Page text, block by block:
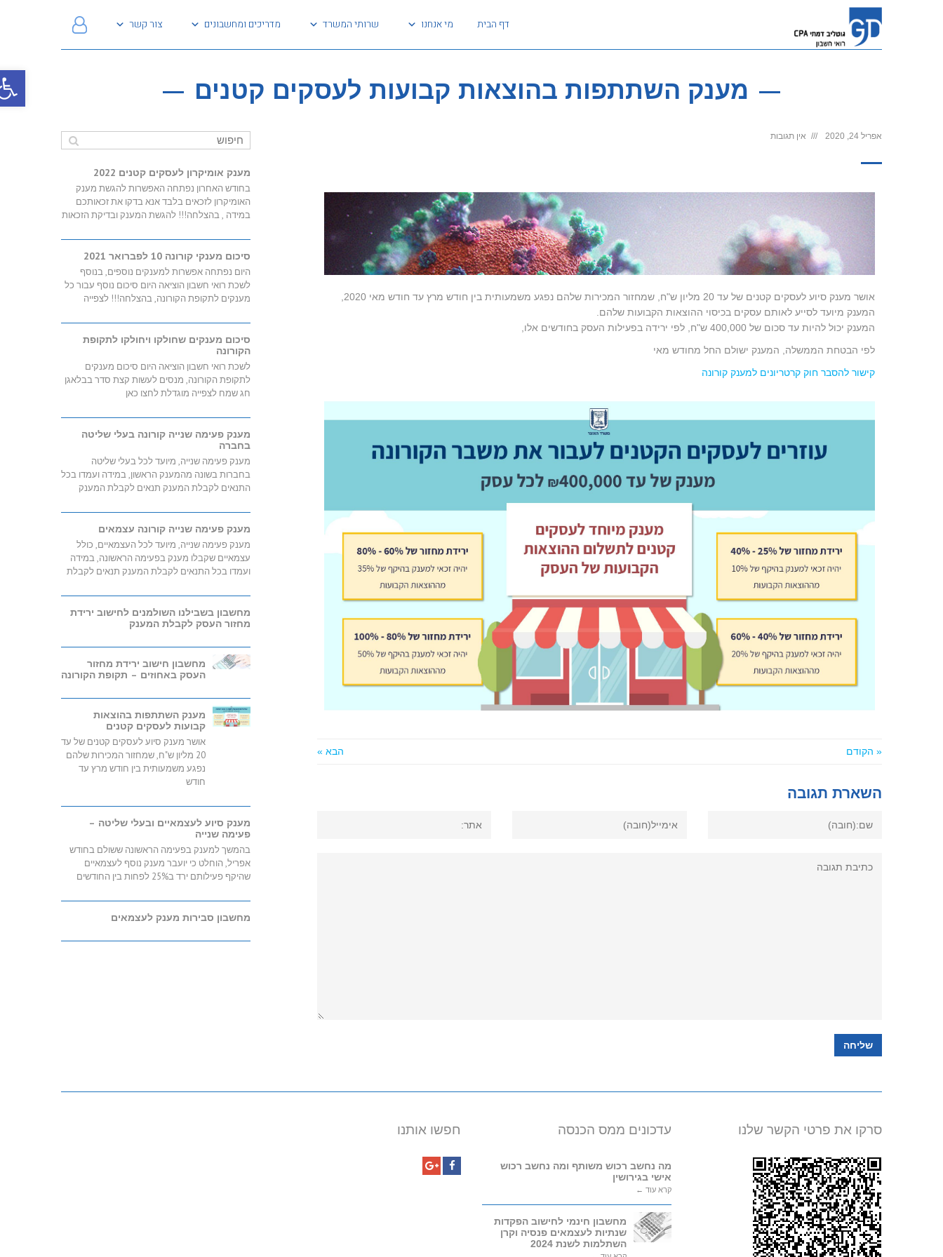
דף הבית מי אנחנו שרותי המשרד מדריכים ומחשבונים צור קשר
מענק השתתפות בהוצאות קבועות לעסקים קטנים
אפריל 24, 2020 אין תגובות
אושר מענק סיוע לעסקים קטנים של עד 20 מליון ש"ח, שמחזור המכירות שלהם נפגע משמעותית בין חודש מרץ עד חודש מאי 2020,
המענק מיועד לסייע לאותם עסקים בכיסוי ההוצאות הקבועות שלהם.
המענק יכול להיות עד סכום של 400,000 ש"ח, לפי ירידה בפעילות העסק בחודשים אלו,
לפי הבטחת הממשלה, המענק ישולם החל מחודש מאי
קישור להסבר חוק קרטריונים למענק קורונה
« הקודם הבא »
השארת תגובה
מענק אומיקרון לעסקים קטנים 2022
בחודש האחרון נפתחה האפשרות להגשת מענק
האומיקרון לזכאים בלבד אנא בדקו את זכאותכם
במידה , בהצלחה!!! להגשת המענק ובדיקת הזכאות
סיכום מענקי קורונה 10 לפברואר 2021
היום נפתחה אפשרות למענקים נוספים, בנוסף
לשכת רואי חשבון הוציאה היום סיכום נוסף עבור כל
מענקים לתקופת הקורונה, בהצלחה!!! לצפייה
סיכום מענקים שחולקו ויחולקו לתקופת
הקורונה
לשכת רואי חשבון הוציאה היום סיכום מענקים
לתקופת הקורונה, מנסים לעשות קצת סדר בבלאגן
חג שמח לצפייה מוגדלת לחצו כאן
מענק פעימה שנייה קורונה בעלי שליטה
בחברה
מענק פעימה שנייה, מיועד לכל בעלי שליטה
בחברות בשונה מהמענק הראשון, במידה ועמדו בכל
התנאים לקבלת המענק תנאים לקבלת המענק
מענק פעימה שנייה קורונה עצמאים
מענק פעימה שנייה, מיועד לכל העצמאיים, כולל
עצמאיים שקבלו מענק בפעימה הראשונה, במידה
ועמדו בכל התנאים לקבלת המענק תנאים לקבלת
מחשבון בשבילנו השולמנים לחישוב ירידת
מחזור העסק לקבלת המענק
מחשבון חישוב ירידת מחזור
העסק באחוזים – תקופת הקורונה
מענק השתתפות בהוצאות
קבועות לעסקים קטנים
אושר מענק סיוע לעסקים קטנים של עד
20 מליון ש"ח, שמחזור המכירות שלהם
נפגע משמעותית בין חודש מרץ עד
חודש
מענק סיוע לעצמאיים ובעלי שליטה –
פעימה שנייה
בהמשך למענק בפעימה הראשונה ששולם בחודש
אפריל, הוחלט כי יועבר מענק נוסף לעצמאיים
שהיקף פעילותם ירד ב25% לפחות בין החודשים
מחשבון סבירות מענק לעצמאים
סרקו את פרטי הקשר שלנו עדכונים ממס הכנסה
מה נחשב רכוש משותף ומה נחשב רכוש
אישי בגירושין
קרא עוד ←
מחשבון חינמי לחישוב הפקדות
שנתיות לעצמאים פנסיה וקרן
השתלמות לשנת 2024
חפשו אותנו